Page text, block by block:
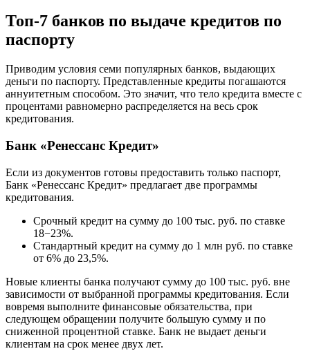
Топ-7 банков по выдаче кредитов по
паспорту
Приводим условия семи популярных банков, выдающих
деньги по паспорту. Представленные кредиты погашаются
аннуитетным способом. Это значит, что тело кредита вместе с
процентами равномерно распределяется на весь срок
кредитования.
Банк «Ренессанс Кредит»
Если из документов готовы предоставить только паспорт,
Банк «Ренессанс Кредит» предлагает две программы
кредитования.
Срочный кредит на сумму до 100 тыс. руб. по ставке
18−23%.
Стандартный кредит на сумму до 1 млн руб. по ставке
от 6% до 23,5%.
Новые клиенты банка получают сумму до 100 тыс. руб. вне
зависимости от выбранной программы кредитования. Если
вовремя выполните финансовые обязательства, при
следующем обращении получите большую сумму и по
сниженной процентной ставке. Банк не выдает деньги
клиентам на срок менее двух лет.